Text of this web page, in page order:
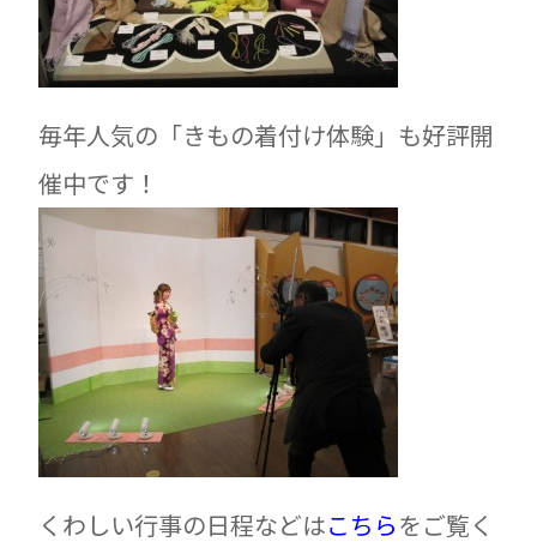
毎年人気の「きもの着付け体験」も好評開
催中です！
くわしい行事の日程などはこちらをご覧く